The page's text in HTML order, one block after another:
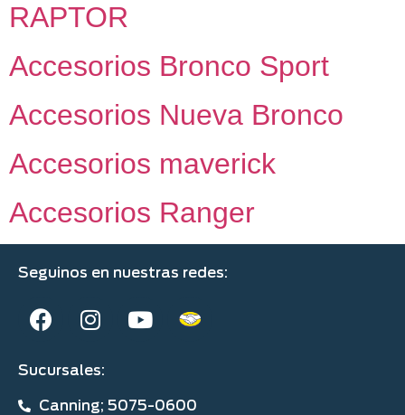
RAPTOR
Accesorios Bronco Sport
Accesorios Nueva Bronco
Accesorios maverick
Accesorios Ranger
Seguinos en nuestras redes:
Sucursales:
Canning; 5075-0600